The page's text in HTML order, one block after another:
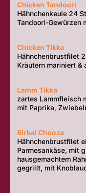
Chicken Tandoori
Hähnchenkeule 24
Tandoori-Gewürzen
Chicken Tikka
Hähnchenbrustfilet
Kräutern mariniert
Lamm Tikka
zartes Lammfleisch
mit Paprika,
Birbal Chooza
Hähnchenbrustfilet
Parmesankäse, mit
hausgemachtem
gegrillt, mit